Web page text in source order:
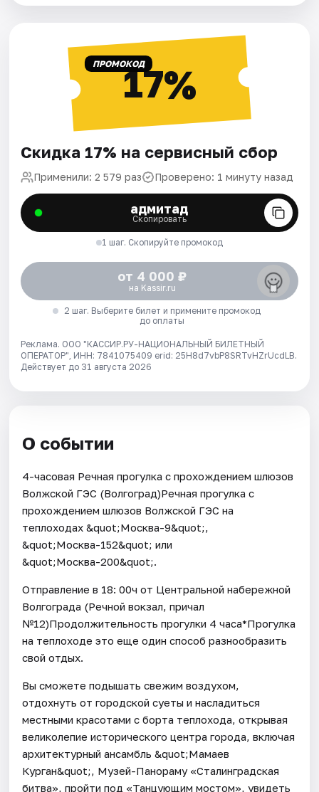
ПРОМОКОД17%
Скидка 17% на сервисный сбор
Применили: 2 579 раз Проверено: 1 минуту назад
адмитад
Скопировать
1 шаг. Скопируйте промокод
от 4 000 ₽
на Kassir.ru
2 шаг. Выберите билет и примените промокод
до оплаты
Реклама. ООО "КАССИР.РУ-НАЦИОНАЛЬНЫЙ БИЛЕТНЫЙ
ОПЕРАТОР", ИНН: 7841075409 erid: 25H8d7vbP8SRTvHZrUcdLB.
Действует до 31 августа 2026
О событии
4-часовая Речная прогулка с прохождением шлюзов
Волжской ГЭС (Волгоград)Речная прогулка с
прохождением шлюзов Волжской ГЭС на
теплоходах &quot;Москва-9&quot;,
&quot;Москва-152&quot; или
&quot;Москва-200&quot;.
Отправление в 18: 00ч от Центральной набережной
Волгограда (Речной вокзал, причал
№12)Продолжительность прогулки 4 часа*Прогулка
на теплоходе это еще один способ разнообразить
свой отдых.
Вы сможете подышать свежим воздухом,
отдохнуть от городской суеты и насладиться
местными красотами с борта теплохода, открывая
великолепие исторического центра города, включая
архитектурный ансамбль &quot;Мамаев
Курган&quot;, Музей-Панораму «Сталинградская
битва», пройти под «Танцующим мостом», увидеть